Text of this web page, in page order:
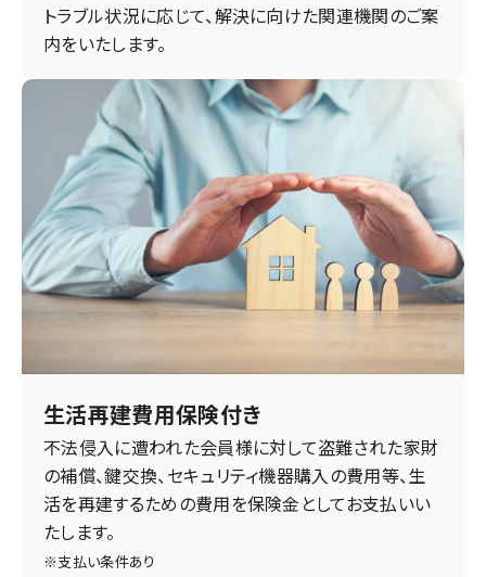
トラブル状況に応じて、解決に向けた関連機関のご案
内をいたします。
生活再建費用保険付き
不法侵入に遭われた会員様に対して盗難された家財
の補償、鍵交換、セキュリティ機器購入の費用等、生
活を再建するための費用を保険金としてお支払いい
たします。
※支払い条件あり